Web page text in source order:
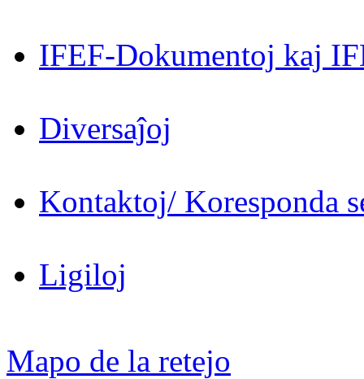
IFEF-Dokumentoj kaj
Diversaĵoj
Kontaktoj/ Koresponda
Ligiloj
Mapo de la retejo